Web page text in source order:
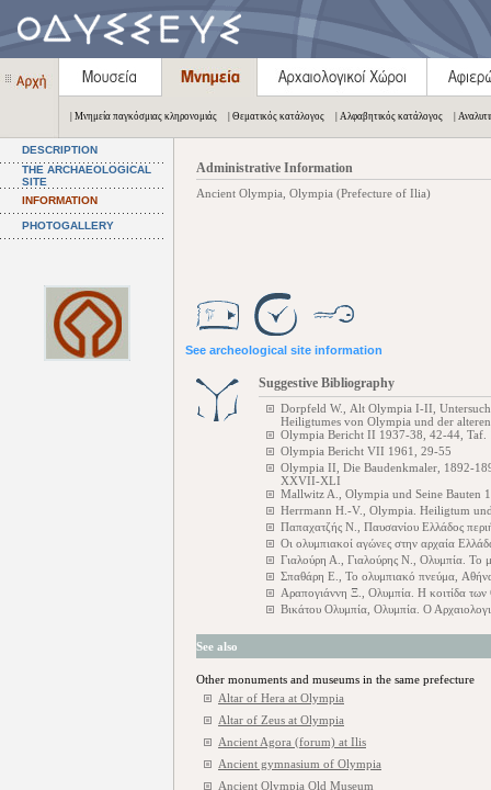
| Μνημεία παγκόσμιας κληρονομιάς | Θεματικός κατάλογος | Αλφαβητικός κατάλογος |
DESCRIPTION
THE ARCHAEOLOGICAL
SITE
INFORMATION
PHOTOGALLERY
Administrative Information
Ancient Olympia, Olympia (Prefecture of Ilia)
See archeological site information
Suggestive Bibliography
Dorpfeld W., Alt Olympia I-II,
Heiligtumes von Olympia und der
Olympia Bericht II 1937-38, 42-44, Taf.
Olympia Bericht VII 1961, 29-55
Olympia II, Die Baudenkmaler, 1892-
XXVII-XLI
Mallwitz A., Olympia und Seine Bauten
Herrmann H.-V., Olympia. Heiligtum
Παπαχατζής Ν., Παυσανίου Ελλάδος
Οι ολυμπιακοί αγώνες στην αρχαία
Γιαλούρη Α., Γιαλούρης Ν., Ολυμπία. Το
Σπαθάρη Ε., Το ολυμπιακό πνεύμα,
Αραπογιάννη Ξ., Ολυμπία. Η κοιτίδα
Βικάτου Ολυμπία, Ολυμπία. Ο
See also
Other monuments and museums in the same prefecture
Altar of Hera at Olympia
Altar of Zeus at Olympia
Ancient Agora (forum) at Ilis
Ancient gymnasium of Olympia
Ancient Olympia Old Museum